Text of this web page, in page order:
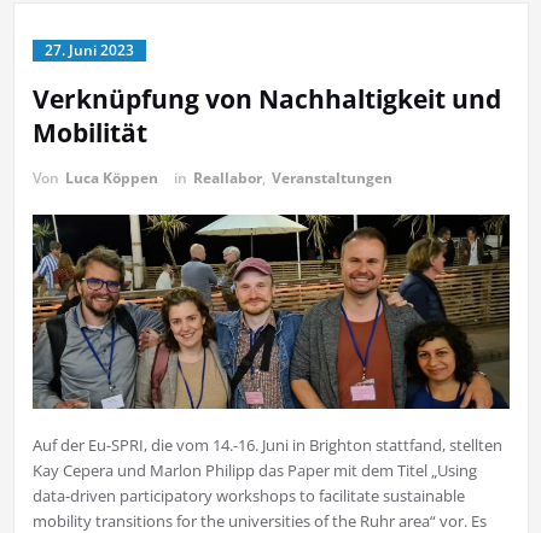
27. Juni 2023
Verknüpfung von Nachhaltigkeit und
Mobilität
Von Luca Köppen in Reallabor, Veranstaltungen
Auf der Eu-SPRI, die vom 14.-16. Juni in Brighton stattfand, stellten
Kay Cepera und Marlon Philipp das Paper mit dem Titel „Using
data-driven participatory workshops to facilitate sustainable
mobility transitions for the universities of the Ruhr area“ vor. Es